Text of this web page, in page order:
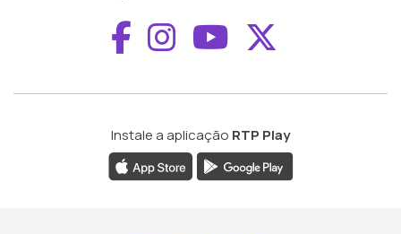
Aceder ao
Aceder ao
Aceder ao
Instale a aplicação RTP Play